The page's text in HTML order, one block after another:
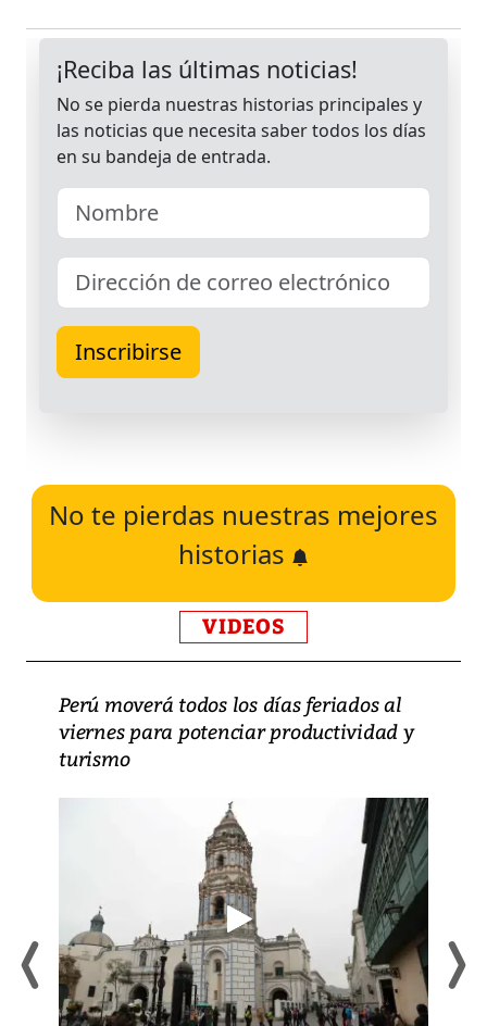
No te pierdas nuestras mejores
historias
VIDEOS
Perú moverá todos los días feriados al
viernes para potenciar productividad y
turismo